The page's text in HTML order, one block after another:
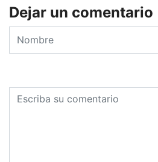
Dejar un comentario